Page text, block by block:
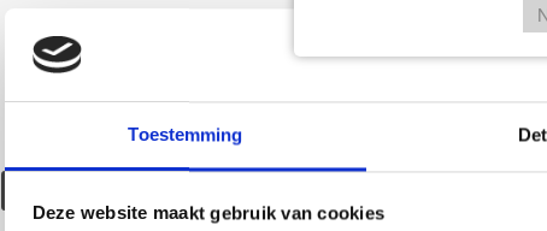
Toestemming
Deze website maakt gebruik van cookies
Deze woning is